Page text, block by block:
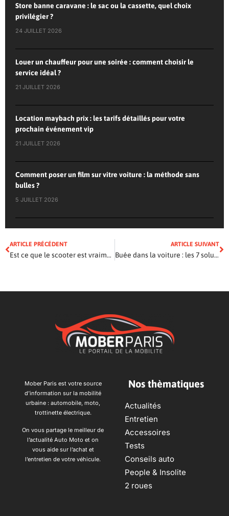
Store banne caravane : le sac ou la cassette, quel choix
privilégier ?
24 JUILLET 2026
Louer un chauffeur pour une soirée : comment choisir le
service idéal ?
21 JUILLET 2026
Location maybach prix : les tarifs détaillés pour votre
prochain événement vip
21 JUILLET 2026
Comment poser un film sur vitre voiture : la méthode sans
bulles ?
5 JUILLET 2026
ARTICLE PRÉCÉDENT
Est ce que le scooter est vraiment pratique pour rouler en ville ?
ARTICLE SUIVANT
Buée dans la voiture : les 7 solutions pour l’éviter au quotidien
Mober Paris est votre source
d’information sur la mobilité
urbaine : automobile, moto,
trottinette électrique.
On vous partage le meilleur de
l’actualité Auto Moto et on
vous aide sur l’achat et
l’entretien de votre véhicule.
Nos thèmatiques
Actualités
Entretien
Accessoires
Tests
Conseils auto
People & Insolite
2 roues